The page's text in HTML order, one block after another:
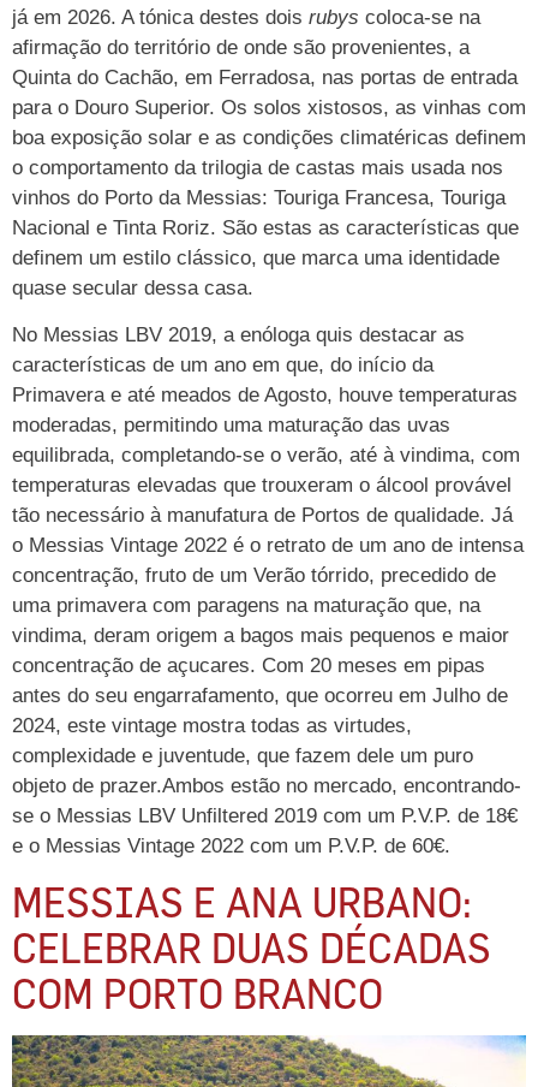
já em 2026. A tónica destes dois rubys coloca-se na
afirmação do território de onde são provenientes, a
Quinta do Cachão, em Ferradosa, nas portas de entrada
para o Douro Superior. Os solos xistosos, as vinhas com
boa exposição solar e as condições climatéricas definem
o comportamento da trilogia de castas mais usada nos
vinhos do Porto da Messias: Touriga Francesa, Touriga
Nacional e Tinta Roriz. São estas as características que
definem um estilo clássico, que marca uma identidade
quase secular dessa casa.
No Messias LBV 2019, a enóloga quis destacar as
características de um ano em que, do início da
Primavera e até meados de Agosto, houve temperaturas
moderadas, permitindo uma maturação das uvas
equilibrada, completando-se o verão, até à vindima, com
temperaturas elevadas que trouxeram o álcool provável
tão necessário à manufatura de Portos de qualidade. Já
o Messias Vintage 2022 é o retrato de um ano de intensa
concentração, fruto de um Verão tórrido, precedido de
uma primavera com paragens na maturação que, na
vindima, deram origem a bagos mais pequenos e maior
concentração de açucares. Com 20 meses em pipas
antes do seu engarrafamento, que ocorreu em Julho de
2024, este vintage mostra todas as virtudes,
complexidade e juventude, que fazem dele um puro
objeto de prazer.Ambos estão no mercado, encontrando-
se o Messias LBV Unfiltered 2019 com um P.V.P. de 18€
e o Messias Vintage 2022 com um P.V.P. de 60€.
MESSIAS E ANA URBANO:
CELEBRAR DUAS DÉCADAS
COM PORTO BRANCO